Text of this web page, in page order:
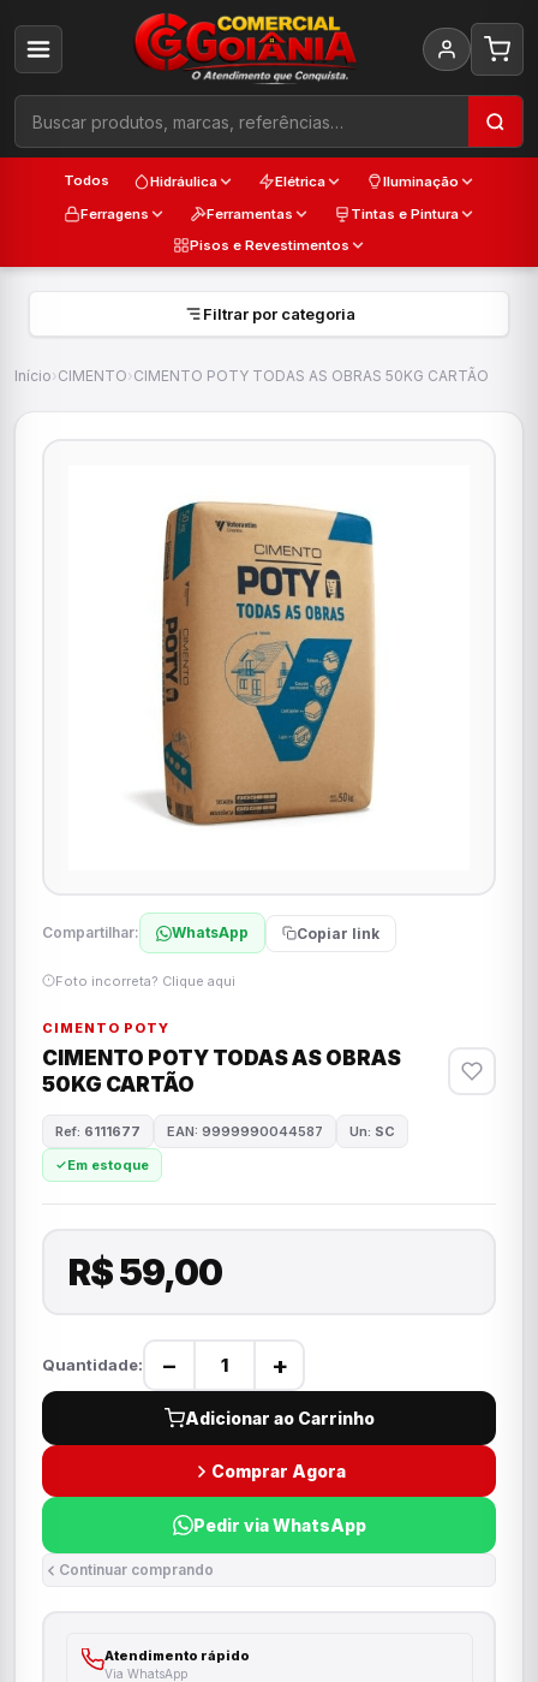
Todos Hidráulica Elétrica
Iluminação
Ferragens
Ferramentas
Tintas e Pintura
Pisos e Revestimentos
Filtrar por categoria
Início›CIMENTO›CIMENTO POTY TODAS AS OBRAS 50KG CARTÃO
Compartilhar: WhatsApp Copiar link
Foto incorreta? Clique aqui
CIMENTO POTY
CIMENTO POTY TODAS AS OBRAS
50KG CARTÃO
Ref: 6111677 EAN: 9999990044587 Un: SC
Em estoque
R$ 59,00
Quantidade: − +
Adicionar ao Carrinho
Comprar Agora
Pedir via WhatsApp
Continuar comprando
Atendimento rápido
Via WhatsApp